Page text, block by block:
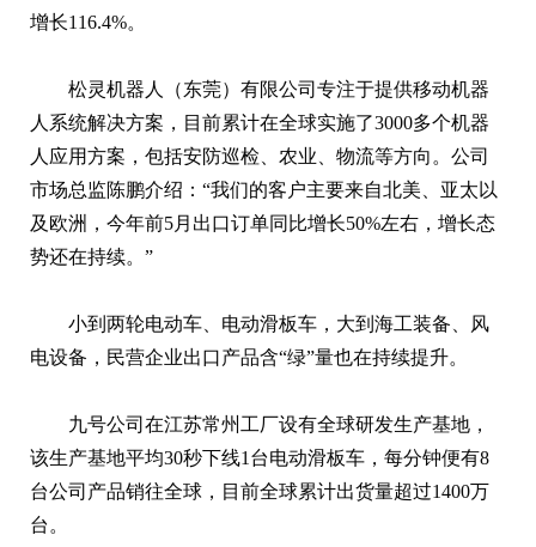
增长116.4%。
松灵机器人（东莞）有限公司专注于提供移动机器
人系统解决方案，目前累计在全球实施了3000多个机器
人应用方案，包括安防巡检、农业、物流等方向。公司
市场总监陈鹏介绍：“我们的客户主要来自北美、亚太以
及欧洲，今年前5月出口订单同比增长50%左右，增长态
势还在持续。”
小到两轮电动车、电动滑板车，大到海工装备、风
电设备，民营企业出口产品含“绿”量也在持续提升。
九号公司在江苏常州工厂设有全球研发生产基地，
该生产基地平均30秒下线1台电动滑板车，每分钟便有8
台公司产品销往全球，目前全球累计出货量超过1400万
台。